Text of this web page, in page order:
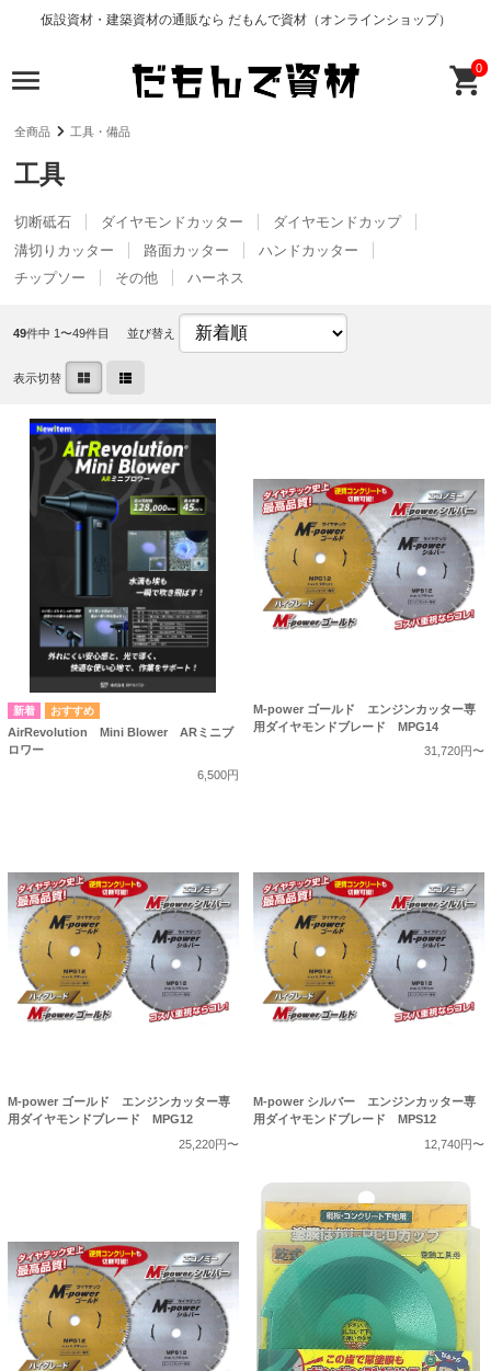
仮設資材・建築資材の通販なら だもんで資材（オンラインショップ）
0
全商品 工具・備品
工具
切断砥石 ダイヤモンドカッター
ダイヤモンドカップ
溝切りカッター
路面カッター
ハンドカッター
チップソー
その他 ハーネス
49件中 1〜49件目 並び替え
表示切替
AirRevolution Mini Blower ARミニブ
ロワー
6,500円
M-power ゴールド エンジンカッター専
用ダイヤモンドブレード MPG14
31,720円〜
M-power ゴールド エンジンカッター専
用ダイヤモンドブレード MPG12
25,220円〜
M-power シルバー エンジンカッター専
用ダイヤモンドブレード MPS12
12,740円〜